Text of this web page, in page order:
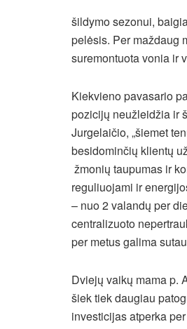
šildymo sezonui,
pelėsis. Per maždaug
suremontuota vonia ir
Kiekvieno pavasario
pozicijų neužleidžia ir
Jurgelaičio, „šiemet
besidominčių klientų
žmonių taupumas ir
reguliuojami ir
– nuo 2 valandų per
centralizuoto
per metus galima
Dviejų vaikų mama p.
šiek tiek daugiau
investicijas atperka